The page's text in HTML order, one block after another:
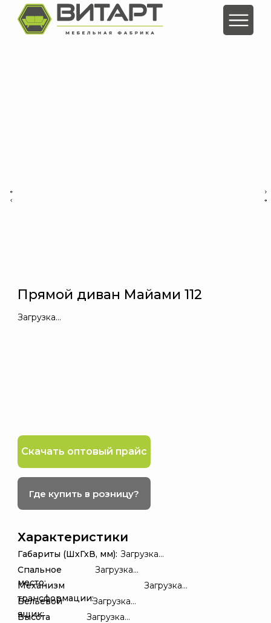
Загрузка...
Прямой диван Майами 112
Где купить в розницу?
Скачать оптовый прайс
Габариты (ШхГхВ, мм): Загрузка...
Загрузка...
Спальное
место:
Загрузка...
Механизм
трансформации:Загрузка...
Бельевой
ящик:
Загрузка...
Высота
Характеристики